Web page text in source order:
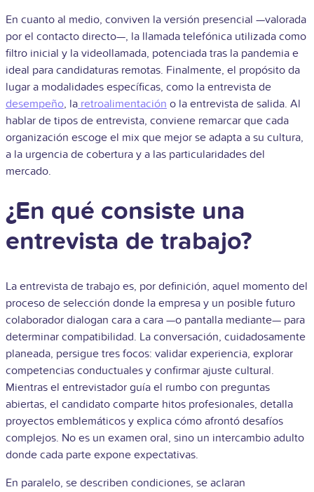
En cuanto al medio, conviven la versión presencial —valorada
por el contacto directo—, la llamada telefónica utilizada como
filtro inicial y la videollamada, potenciada tras la pandemia e
ideal para candidaturas remotas. Finalmente, el propósito da
lugar a modalidades específicas, como la entrevista de
desempeño, la retroalimentación o la entrevista de salida. Al
hablar de tipos de entrevista, conviene remarcar que cada
organización escoge el mix que mejor se adapta a su cultura,
a la urgencia de cobertura y a las particularidades del
mercado.
¿En qué consiste una
entrevista de trabajo?
La entrevista de trabajo es, por definición, aquel momento del
proceso de selección donde la empresa y un posible futuro
colaborador dialogan cara a cara —o pantalla mediante— para
determinar compatibilidad. La conversación, cuidadosamente
planeada, persigue tres focos: validar experiencia, explorar
competencias conductuales y confirmar ajuste cultural.
Mientras el entrevistador guía el rumbo con preguntas
abiertas, el candidato comparte hitos profesionales, detalla
proyectos emblemáticos y explica cómo afrontó desafíos
complejos. No es un examen oral, sino un intercambio adulto
donde cada parte expone expectativas.
En paralelo, se describen condiciones, se aclaran